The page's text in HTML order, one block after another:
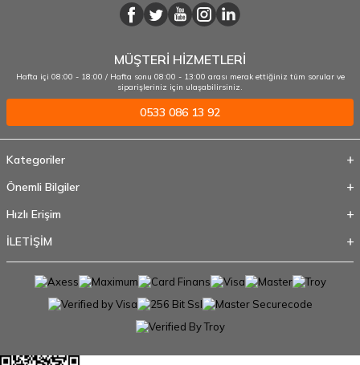
MÜŞTERİ HİZMETLERİ
Hafta içi 08:00 - 18:00 / Hafta sonu 08:00 - 13:00 arası merak ettiğiniz tüm sorular ve
siparişleriniz için ulaşabilirsiniz.
0533 086 13 92
Kategoriler
Önemli Bilgiler
Hızlı Erişim
İLETİŞİM